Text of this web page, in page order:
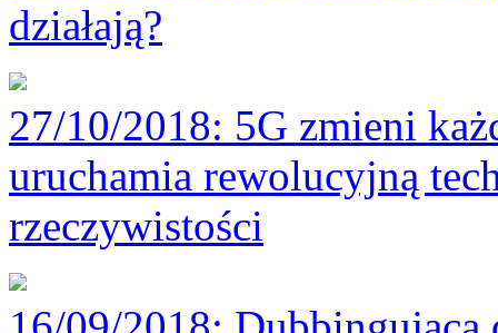
działają?
27/10/2018: 5G zmieni
uruchamia rewolucyjną
rzeczywistości